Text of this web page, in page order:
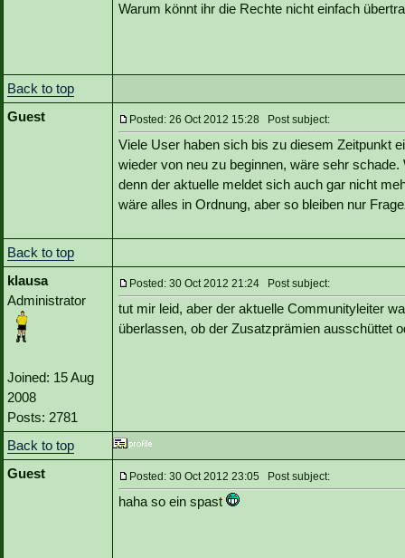
Warum könnt ihr die Rechte nicht einfach
Back to top
Guest
Posted: 26 Oct 2012 15:28 Post subject:
Viele User haben sich bis zu diesem Zeitpunkt
wieder von neu zu beginnen, wäre sehr
denn der aktuelle meldet sich auch gar nicht
wäre alles in Ordnung, aber so bleiben nur
Back to top
klausa
Administrator
Joined: 15 Aug
2008
Posts: 2781
Posted: 30 Oct 2012 21:24 Post subject:
tut mir leid, aber der aktuelle Communityleiter
überlassen, ob der Zusatzprämien ausschüttet
Back to top
Guest
Posted: 30 Oct 2012 23:05 Post subject:
haha so ein spast